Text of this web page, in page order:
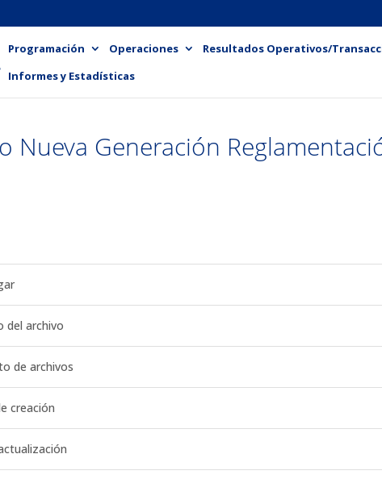
Programación Operaciones Resultados Operativos/
Informes y Estadísticas
Nueva Generación
del archivo
de archivos
creación